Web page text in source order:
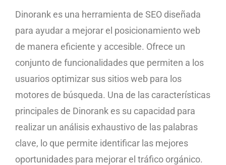
Dinorank es una herramienta de SEO diseñada
para ayudar a mejorar el posicionamiento web
de manera eficiente y accesible. Ofrece un
conjunto de funcionalidades que permiten a los
usuarios optimizar sus sitios web para los
motores de búsqueda. Una de las características
principales de Dinorank es su capacidad para
realizar un análisis exhaustivo de las palabras
clave, lo que permite identificar las mejores
oportunidades para mejorar el tráfico orgánico.